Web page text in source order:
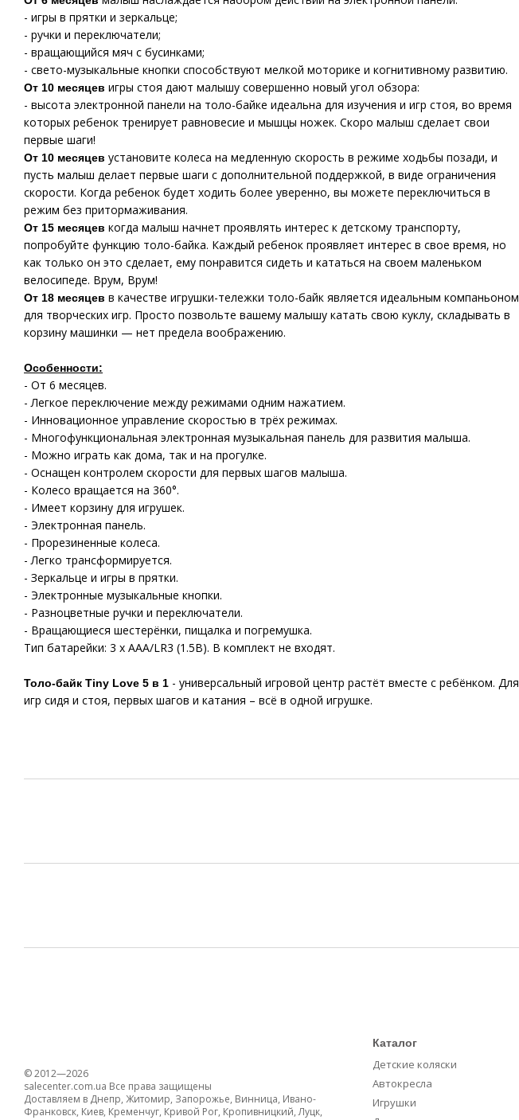
- игры в прятки и зеркальце;
- ручки и переключатели;
- вращающийся мяч с бусинками;
- свето-музыкальные кнопки способствуют мелкой моторике и когнитивному развитию.
От 10 месяцев игры стоя дают малышу совершенно новый угол обзора:
- высота электронной панели на толо-байке идеальна для изучения и игр стоя, во время
которых ребенок тренирует равновесие и мышцы ножек. Скоро малыш сделает свои
первые шаги!
От 10 месяцев установите колеса на медленную скорость в режиме ходьбы позади, и
пусть малыш делает первые шаги с дополнительной поддержкой, в виде ограничения
скорости. Когда ребенок будет ходить более уверенно, вы можете переключиться в
режим без притормаживания.
От 15 месяцев когда малыш начнет проявлять интерес к детскому транспорту,
попробуйте функцию толо-байка. Каждый ребенок проявляет интерес в свое время, но
как только он это сделает, ему понравится сидеть и кататься на своем маленьком
велосипеде. Врум, Врум!
От 18 месяцев в качестве игрушки-тележки толо-байк является идеальным компаньоном
для творческих игр. Просто позвольте вашему малышу катать свою куклу, складывать в
корзину машинки — нет предела воображению.
Особенности:
- От 6 месяцев.
- Легкое переключение между режимами одним нажатием.
- Инновационное управление скоростью в трёх режимах.
- Многофункциональная электронная музыкальная панель для развития малыша.
- Можно играть как дома, так и на прогулке.
- Оснащен контролем скорости для первых шагов малыша.
- Колесо вращается на 360°.
- Имеет корзину для игрушек.
- Электронная панель.
- Прорезиненные колеса.
- Легко трансформируется.
- Зеркальце и игры в прятки.
- Электронные музыкальные кнопки.
- Разноцветные ручки и переключатели.
- Вращающиеся шестерёнки, пищалка и погремушка.
Тип батарейки: 3 х ААА/LR3 (1.5В). В комплект не входят.
Толо-байк Tiny Love 5 в 1 - универсальный игровой центр растёт вместе с ребёнком. Для
игр сидя и стоя, первых шагов и катания – всё в одной игрушке.
© 2012—2026
salecenter.com.ua Все права защищены
Доставляем в Днепр, Житомир, Запорожье, Винница, Ивано-
Франковск, Киев, Кременчуг, Кривой Рог, Кропивницкий, Луцк,
Каталог
Детские коляски
Автокресла
Игрушки